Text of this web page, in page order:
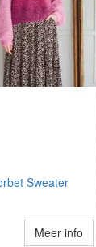
Sweater
Meer info